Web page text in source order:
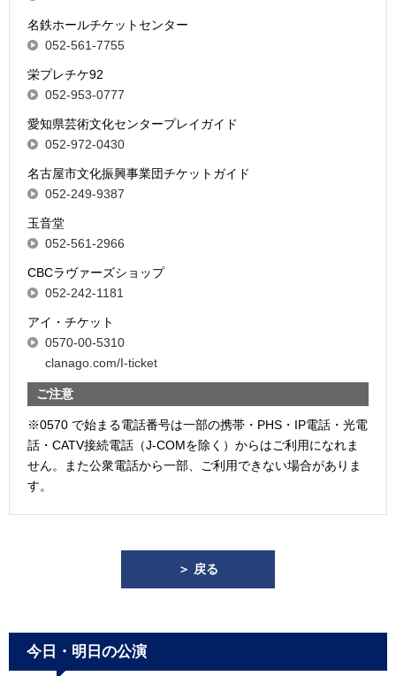
名鉄ホールチケットセンター
052-561-7755
栄プレチケ92
052-953-0777
愛知県芸術文化センタープレイガイド
052-972-0430
名古屋市文化振興事業団チケットガイド
052-249-9387
玉音堂
052-561-2966
CBCラヴァーズショップ
052-242-1181
アイ・チケット
0570-00-5310
clanago.com/I-ticket
ご注意
※0570 で始まる電話番号は一部の携帯・PHS・IP電話・光電
話・CATV接続電話（J-COMを除く）からはご利用になれま
せん。また公衆電話から一部、ご利用できない場合がありま
す。
＞ 戻る
今日・明日の公演